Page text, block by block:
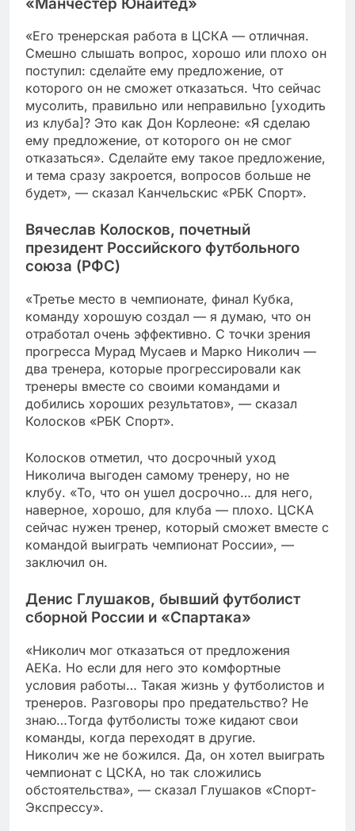
«Его тренерская работа в ЦСКА — отличная.
Смешно слышать вопрос, хорошо или плохо он
поступил: сделайте ему предложение, от
которого он не сможет отказаться. Что сейчас
мусолить, правильно или неправильно [уходить
из клуба]? Это как Дон Корлеоне: «Я сделаю
ему предложение, от которого он не смог
отказаться». Сделайте ему такое предложение,
и тема сразу закроется, вопросов больше не
будет», — сказал Канчельскис «РБК Спорт».
Вячеслав Колосков, почетный
президент Российского футбольного
союза (РФС)
«Третье место в чемпионате, финал Кубка,
команду хорошую создал — я думаю, что он
отработал очень эффективно. С точки зрения
прогресса Мурад Мусаев и Марко Николич —
два тренера, которые прогрессировали как
тренеры вместе со своими командами и
добились хороших результатов», — сказал
Колосков «РБК Спорт».
Колосков отметил, что досрочный уход
Николича выгоден самому тренеру, но не
клубу. «То, что он ушел досрочно… для него,
наверное, хорошо, для клуба — плохо. ЦСКА
сейчас нужен тренер, который сможет вместе с
командой выиграть чемпионат России», —
заключил он.
Денис Глушаков, бывший футболист
сборной России и «Спартака»
«Николич мог отказаться от предложения
АЕКа. Но если для него это комфортные
условия работы… Такая жизнь у футболистов и
тренеров. Разговоры про предательство? Не
знаю…Тогда футболисты тоже кидают свои
команды, когда переходят в другие.
Николич же не божился. Да, он хотел выиграть
чемпионат с ЦСКА, но так сложились
обстоятельства», — сказал Глушаков «Спорт-
Экспрессу».